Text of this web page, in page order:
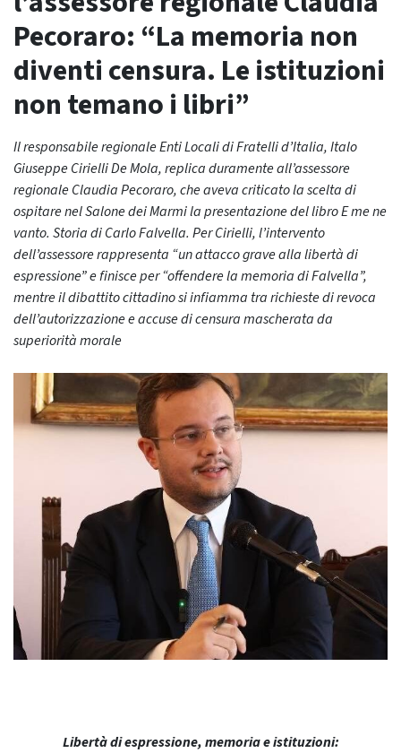
Pecoraro: “La memoria non
diventi censura. Le istituzioni
non temano i libri”
Il responsabile regionale Enti Locali di Fratelli d’Italia, Italo
Giuseppe Cirielli De Mola, replica duramente all’assessore
regionale Claudia Pecoraro, che aveva criticato la scelta di
ospitare nel Salone dei Marmi la presentazione del libro E me ne
vanto. Storia di Carlo Falvella. Per Cirielli, l’intervento
dell’assessore rappresenta “un attacco grave alla libertà di
espressione” e finisce per “offendere la memoria di Falvella”,
mentre il dibattito cittadino si infiamma tra richieste di revoca
dell’autorizzazione e accuse di censura mascherata da
superiorità morale
Libertà di espressione, memoria e istituzioni: